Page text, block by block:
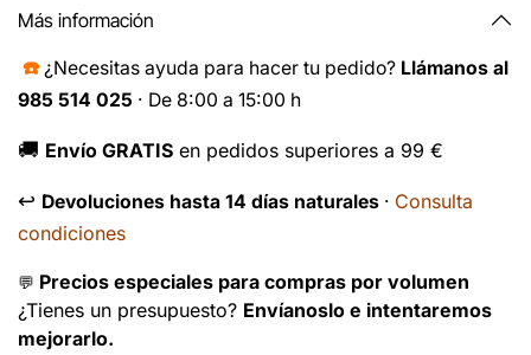
Más información
☎️ ¿Necesitas ayuda para hacer tu pedido? Llámanos al
985 514 025 · De 8:00 a 15:00 h
🚚 Envío GRATIS en pedidos superiores a 99 €
↩️ Devoluciones hasta 14 días naturales · Consulta
condiciones
💬 Precios especiales para compras por volumen
¿Tienes un presupuesto? Envíanoslo e intentaremos
mejorarlo.